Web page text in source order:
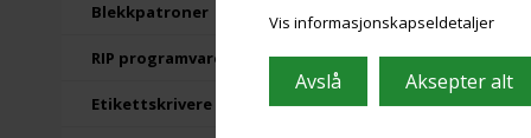
Vis informasjonskapseldetaljer
Blekkpatroner
RIP programvare
Etikettskrivere